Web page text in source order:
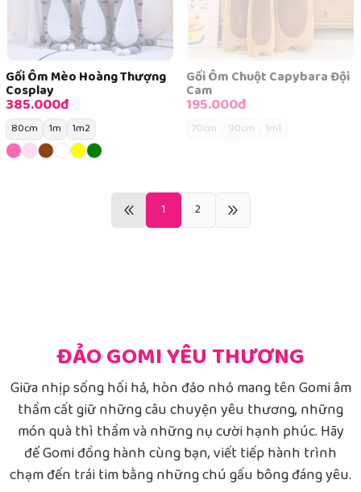
Gối Ôm Mèo Hoàng Thượng
Cosplay
385.000đ
80cm 1m 1m2
Gối Ôm Chuột Capybara Đội
Cam
195.000đ
70cm 90cm 1m1
1 2
ĐẢO GOMI YÊU THƯƠNG
Giữa nhịp sống hối hả, hòn đảo nhỏ mang tên Gomi âm
thầm cất giữ những câu chuyện yêu thương, những
món quà thì thầm và những nụ cười hạnh phúc. Hãy
để Gomi đồng hành cùng bạn, viết tiếp hành trình
chạm đến trái tim bằng những chú gấu bông đáng yêu.